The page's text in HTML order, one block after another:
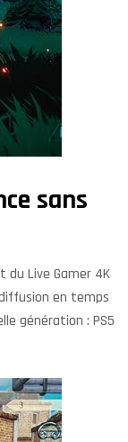
sans
Live Gamer 4K
en temps
génération : PS5